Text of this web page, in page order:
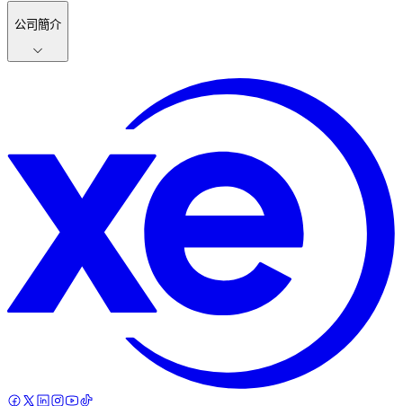
公司簡介